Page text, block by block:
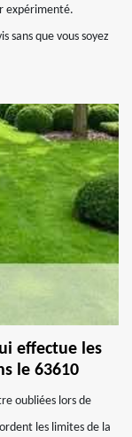
expérimenté.
sans que vous soyez
effectue les
le 63610
oubliées lors de
les limites de la